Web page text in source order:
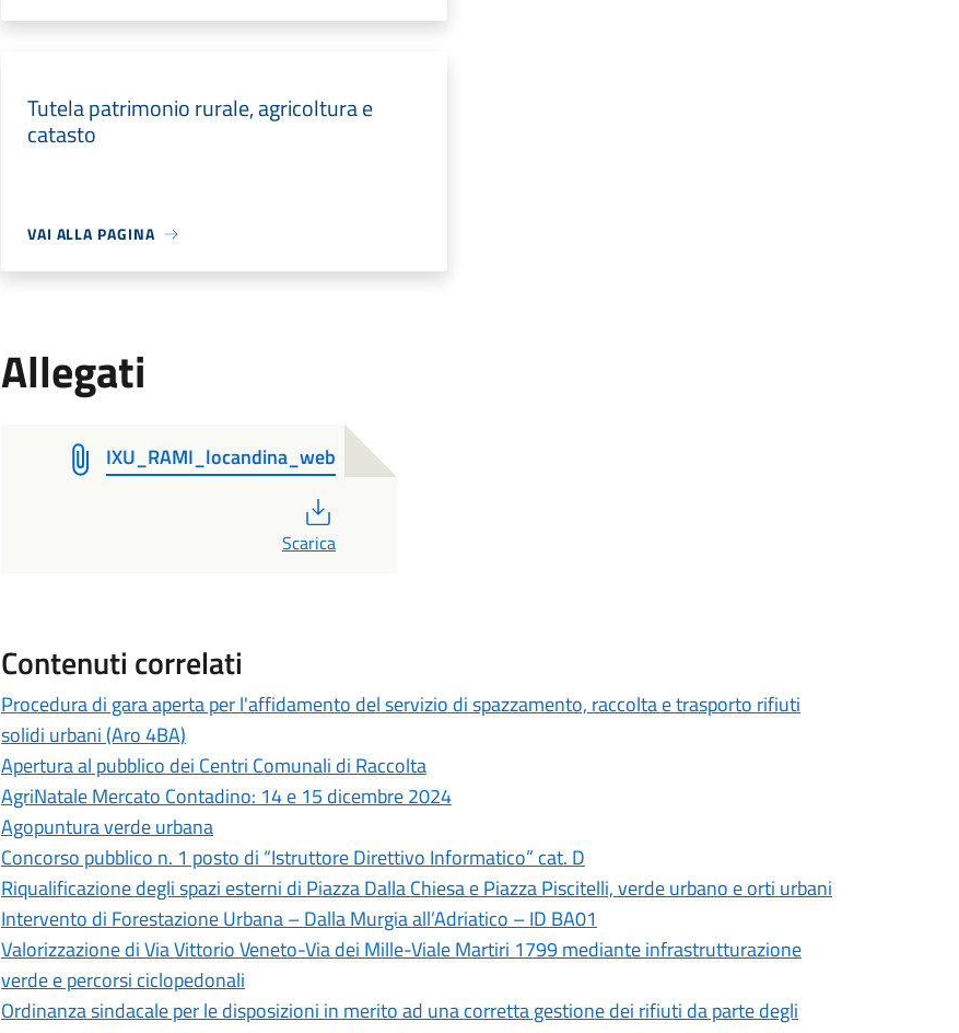
Tutela patrimonio rurale, agricoltura e
catasto
VAI ALLA PAGINA
Allegati
IXU_RAMI_locandina_web
Scarica
Contenuti correlati
Procedura di gara aperta per l'affidamento del servizio di spazzamento, raccolta e trasporto rifiuti
solidi urbani (Aro 4BA)
Apertura al pubblico dei Centri Comunali di Raccolta
AgriNatale Mercato Contadino: 14 e 15 dicembre 2024
Agopuntura verde urbana
Concorso pubblico n. 1 posto di “Istruttore Direttivo Informatico” cat. D
Riqualificazione degli spazi esterni di Piazza Dalla Chiesa e Piazza Piscitelli, verde urbano e orti urbani
Intervento di Forestazione Urbana – Dalla Murgia all’Adriatico – ID BA01
Valorizzazione di Via Vittorio Veneto-Via dei Mille-Viale Martiri 1799 mediante infrastrutturazione
verde e percorsi ciclopedonali
Ordinanza sindacale per le disposizioni in merito ad una corretta gestione dei rifiuti da parte degli